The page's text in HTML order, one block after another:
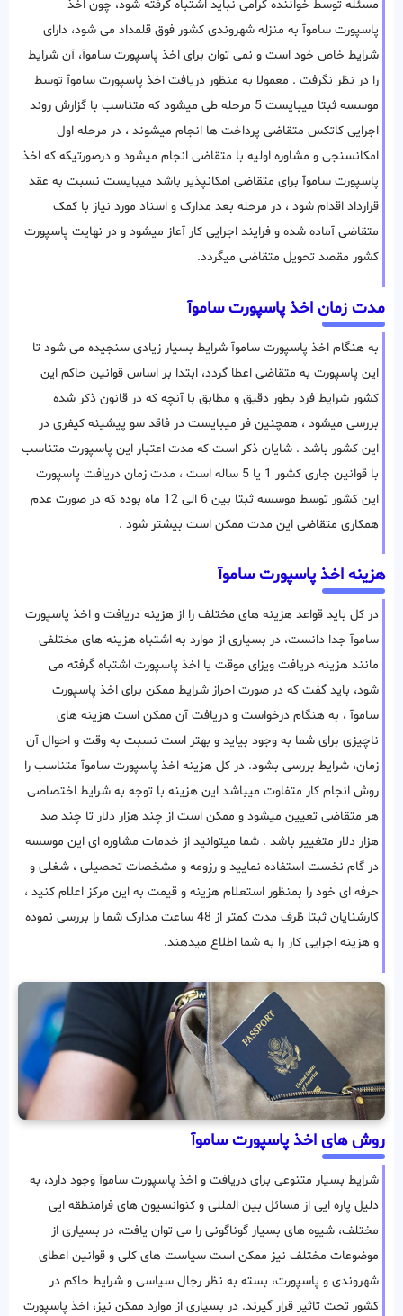
مسئله توسط خواننده گرامی نباید اشتباه گرفته شود، چون اخذ
پاسپورت ساموآ به منزله شهروندی کشور فوق قلمداد می شود، دارای
شرایط خاص خود است و نمی توان برای اخذ پاسپورت ساموآ، آن شرایط
را در نظر نگرفت . معمولا به منظور دریافت اخذ پاسپورت ساموآ توسط
موسسه ثبتا میبایست 5 مرحله طی میشود که متناسب با گزارش روند
اجرایی کاتکس متقاضی پرداخت ها انجام میشوند ، در مرحله اول
امکانسنجی و مشاوره اولیه با متقاضی انجام میشود و درصورتیکه که اخذ
پاسپورت ساموآ برای متقاضی امکانپذیر باشد میبایست نسبت به عقد
قرارداد اقدام شود ، در مرحله بعد مدارک و اسناد مورد نیاز با کمک
متقاضی آماده شده و فرایند اجرایی کار آعاز میشود و در نهایت پاسپورت
کشور مقصد تحویل متقاضی میگردد.
مدت زمان اخذ پاسپورت ساموآ
به هنگام اخذ پاسپورت ساموآ شرایط بسیار زیادی سنجیده می شود تا
این پاسپورت به متقاضی اعطا گردد، ابتدا بر اساس قوانین حاکم این
کشور شرایط فرد بطور دقیق و مطابق با آنچه که در قانون ذکر شده
بررسی میشود ، همچنین فر میبایست در فاقد سو پیشینه کیفری در
این کشور باشد . شایان ذکر است که مدت اعتبار این پاسپورت متناسب
با قوانین جاری کشور 1 یا 5 ساله است ، مدت زمان دریافت پاسپورت
این کشور توسط موسسه ثبتا بین 6 الی 12 ماه بوده که در صورت عدم
همکاری متقاضی این مدت ممکن است بیشتر شود .
هزینه اخذ پاسپورت ساموآ
در کل باید قواعد هزینه های مختلف را از هزینه دریافت و اخذ پاسپورت
ساموآ جدا دانست، در بسیاری از موارد به اشتباه هزینه های مختلفی
مانند هزینه دریافت ویزای موقت یا اخذ پاسپورت اشتباه گرفته می
شود، باید گفت که در صورت احراز شرایط ممکن برای اخذ پاسپورت
ساموآ ، به هنگام درخواست و دریافت آن ممکن است هزینه های
ناچیزی برای شما به وجود بیاید و بهتر است نسبت به وقت و احوال آن
زمان، شرایط بررسی بشود. در کل هزینه اخذ پاسپورت ساموآ متناسب را
روش انجام کار متفاوت میباشد این هزینه با توجه به شرایط اختصاصی
هر متقاضی تعیین میشود و ممکن است از چند هزار دلار تا چند صد
هزار دلار متغییر باشد . شما میتوانید از خدمات مشاوره ای این موسسه
در گام نخست استفاده نمایید و رزومه و مشخصات تحصیلی ، شغلی و
حرفه ای خود را بمنظور استعلام هزینه و قیمت به این مرکز اعلام کنید ،
کارشنایان ثبتا ظرف مدت کمتر از 48 ساعت مدارک شما را بررسی نموده
و هزینه اجرایی کار را به شما اطلاع میدهند.
روش های اخذ پاسپورت ساموآ
شرایط بسیار متنوعی برای دریافت و اخذ پاسپورت ساموآ وجود دارد، به
دلیل پاره ایی از مسائل بین المللی و کنوانسیون های فرامنطقه ایی
مختلف، شیوه های بسیار گوناگونی را می توان یافت، در بسیاری از
موضوعات مختلف نیز ممکن است سیاست های کلی و قوانین اعطای
شهروندی و پاسپورت، بسته به نظر رجال سیاسی و شرایط حاکم در
کشور تحت تاثیر قرار گیرند. در بسیاری از موارد ممکن نیز، اخذ پاسپورت